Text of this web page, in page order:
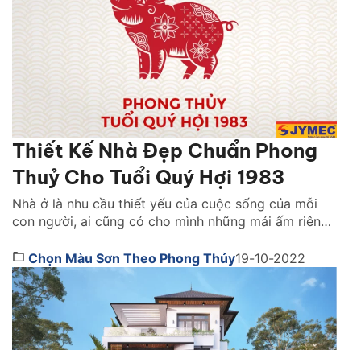
Thiết Kế Nhà Đẹp Chuẩn Phong
Thuỷ Cho Tuổi Quý Hợi 1983
Nhà ở là nhu cầu thiết yếu của cuộc sống của mỗi
con người, ai cũng có cho mình những mái ấm riêng
sẽ kiến tạo nên không gian sống cho gia chủ. Bên
cạnh đó, thiết kế nhà đẹp chuẩn phong thuỷ […]
Chọn Màu Sơn Theo Phong Thủy19-10-2022